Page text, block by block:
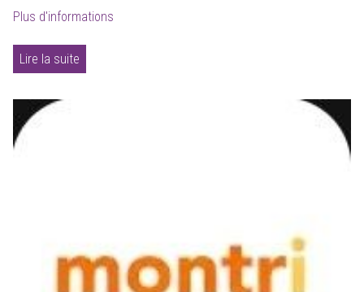
Plus d'informations
Lire la suite